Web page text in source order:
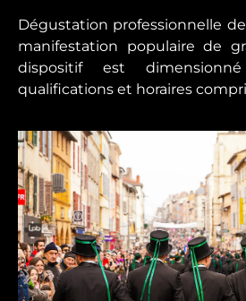
Dégustation professionnelle
manifestation populaire de
dispositif est
qualifications et horaires